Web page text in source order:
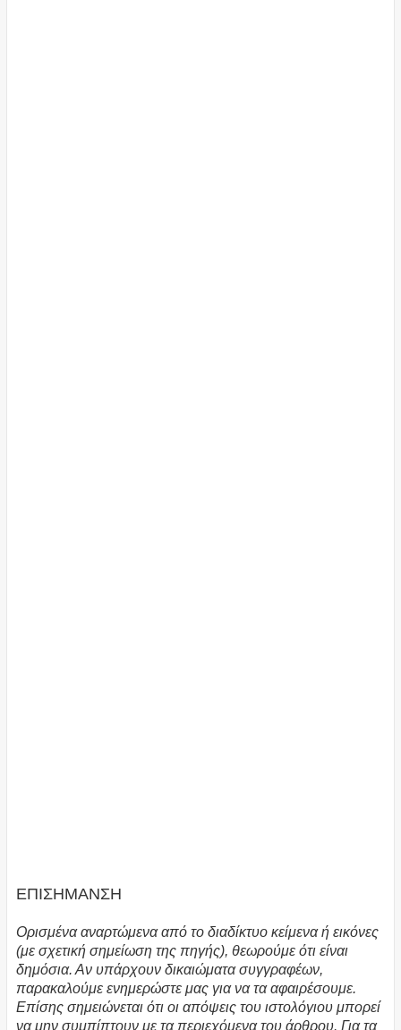
ΕΠΙΣΗΜΑΝΣΗ
Ορισμένα αναρτώμενα από το διαδίκτυο κείμενα ή εικόνες
(με σχετική σημείωση της πηγής), θεωρούμε ότι είναι
δημόσια. Αν υπάρχουν δικαιώματα συγγραφέων,
παρακαλούμε ενημερώστε μας για να τα αφαιρέσουμε.
Επίσης σημειώνεται ότι οι απόψεις του ιστολόγιου μπορεί
να μην συμπίπτουν με τα περιεχόμενα του άρθρου. Για τα